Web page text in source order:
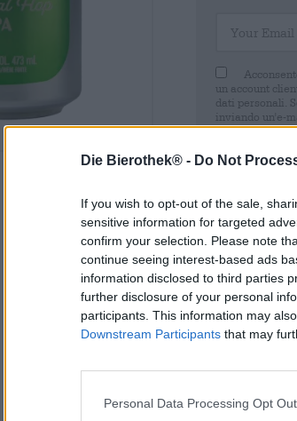
Die Bierothek® - Do Not
If you wish to opt-out of the sale,
sensitive information for targeted
confirm your selection. Please note
continue seeing interest-based ads
information disclosed to third parties
further disclosure of your personal
participants. This information may
Downstream Participants that may
Personal Data Processing Opt
un account
dati personali.
inviando un'e-
trattamento
* I prezzi sono
* I prezzi sono
Descrizione
Sebbene
aggiunte di
familiari